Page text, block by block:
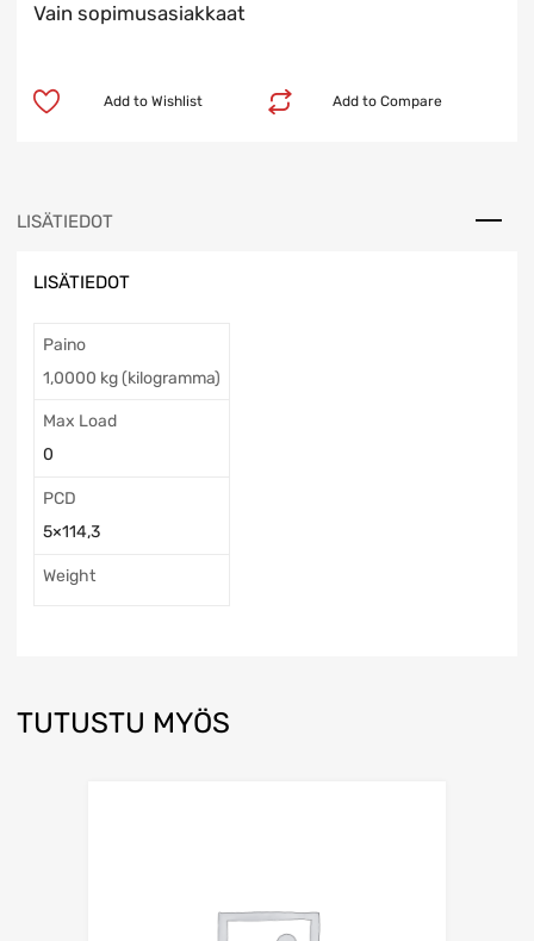
Vain sopimusasiakkaat
Add to Compare
Add to Wishlist
LISÄTIEDOT
LISÄTIEDOT
Paino
1,0000 kg (kilogramma)
Max Load
0
PCD
5×114,3
Weight
TUTUSTU MYÖS